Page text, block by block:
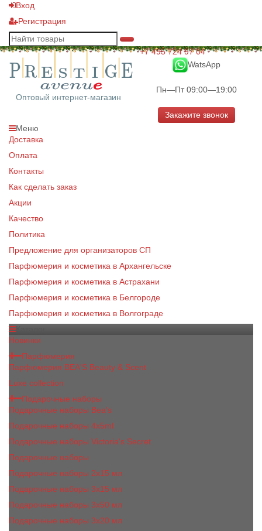
Вход
Регистрация
Оптовый интернет-магазин
+7 495 724 97 04
WatsApp
Пн—Пт 09:00—19:00
Закажите звонок
Меню
Доставка
Оплата
Контакты
Как сделать заказ
Акции
Качество
Политика
Предложение для организаторов СП
Парфюмерия и косметика в Архангельске
Парфюмерия и косметика в Астрахани
Парфюмерия и косметика в Белгороде
Парфюмерия и косметика в Волгограде
Новинки
Парфюмерия
Парфюмерия BEA'S Beauty & Scent
Luxe collection
Подарочные наборы
Подарочные наборы Bea's
Подарочные наборы 4х5ml
Подарочные наборы Victoria's Secret
Подарочные наборы
Подарочные наборы 2x15 мл
Подарочные наборы 3х15 мл
Подарочные наборы 3x50 мл
Подарочные наборы 3x20 мл